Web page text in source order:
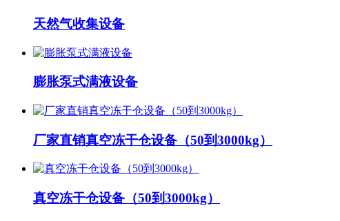
天然气收集设备
膨胀泵式满液设备
厂家直销真空冻干仓设备（50到3000kg）
真空冻干仓设备（50到3000kg）